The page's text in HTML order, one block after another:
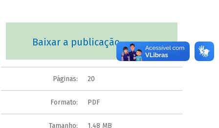
Baixar a publicação
Páginas: 20
Formato: PDF
Tamanho: 1,48 MB